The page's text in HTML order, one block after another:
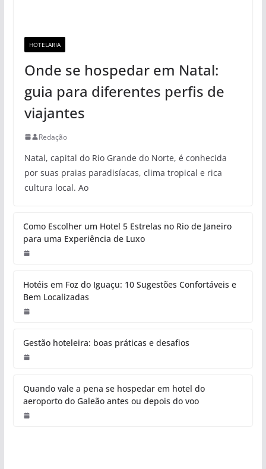
HOTELARIA
Onde se hospedar em Natal:
guia para diferentes perfis de
viajantes
Redação
Natal, capital do Rio Grande do Norte, é conhecida
por suas praias paradisíacas, clima tropical e rica
cultura local. Ao
Como Escolher um Hotel 5 Estrelas no Rio de Janeiro
para uma Experiência de Luxo
Hotéis em Foz do Iguaçu: 10 Sugestões Confortáveis e
Bem Localizadas
Gestão hoteleira: boas práticas e desafios
Quando vale a pena se hospedar em hotel do
aeroporto do Galeão antes ou depois do voo